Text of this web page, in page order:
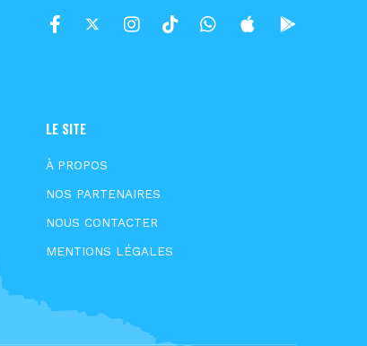
LE SITE
À PROPOS
NOS PARTENAIRES
NOUS CONTACTER
MENTIONS LÉGALES